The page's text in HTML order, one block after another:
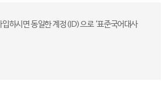
하시면 동일한 계정(ID)으로 ‘표준국어대사